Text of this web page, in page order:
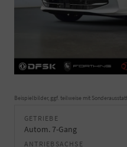
Beispielbilder, ggf. teilweise mit
GETRIEBE
Autom. 7-Gang
ANTRIEBSACHSE